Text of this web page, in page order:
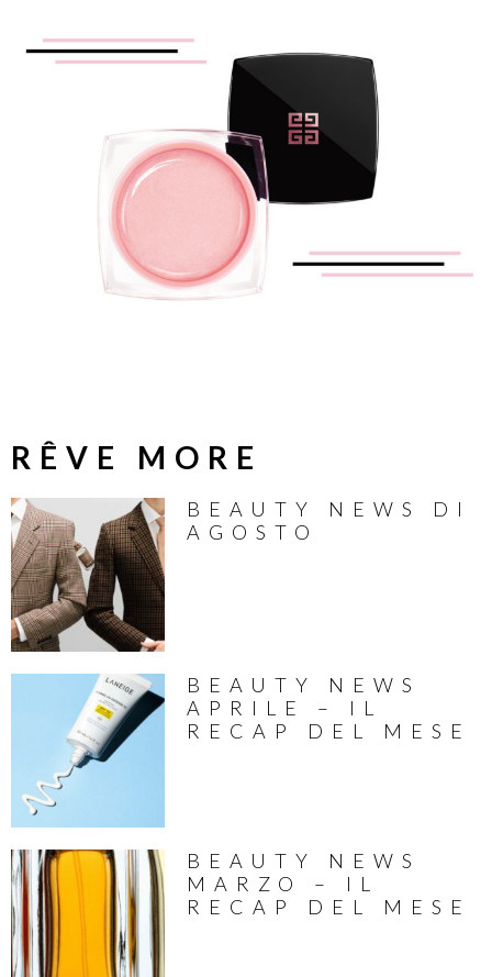
RÊVE MORE
BEAUTY NEWS DI
AGOSTO
BEAUTY NEWS
APRILE – IL
RECAP DEL MESE
BEAUTY NEWS
MARZO – IL
RECAP DEL MESE